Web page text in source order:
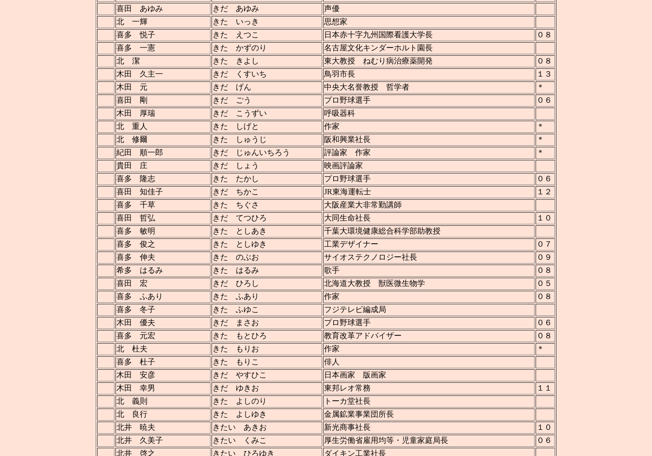
喜田 あゆみ
きだ あゆみ
声優
北 一輝
きた いっき
思想家
喜多 悦子
きた えつこ 日本赤十字九州国際看護大学長
０８
喜多 一憲
きた かずのり
名古屋文化キンダーホルト園長
北 潔
きた きよし 東大教授 ねむり病治療薬開発
０８
木田 久主一
きだ くすいち 鳥羽市長
１３
木田 元
きだ げん 中央大名誉教授 哲学者
＊
喜田 剛
きだ ごう プロ野球選手
０６
木田 厚瑞
きだ こうずい
呼吸器科
北 重人
きた しげと 作家
＊
北 修爾
きた しゅうじ 阪和興業社長
＊
紀田 順一郎
きだ じゅんいちろう 評論家 作家
＊
貴田 庄
きだ しょう
映画評論家
喜多 隆志
きた たかし プロ野球選手
０６
喜田 知佳子
きだ ちかこ JR東海運転士
１２
喜多 千草
きた ちぐさ
大阪産業大非常勤講師
喜田 哲弘
きだ てつひろ 大同生命社長
１０
喜多 敏明
きた としあき
千葉大環境健康総合科学部助教授
喜多 俊之
きた としゆき 工業デザイナー
０７
喜多 伸夫
きた のぶお サイオステクノロジー社長
０９
希多 はるみ
きた はるみ 歌手
０８
喜田 宏
きだ ひろし 北海道大教授 獣医微生物学
０５
喜多 ふあり
きた ふあり 作家
０８
喜多 冬子
きた ふゆこ
フジテレビ編成局
木田 優夫
きだ まさお プロ野球選手
０６
喜多 元宏
きた もとひろ 教育改革アドバイザー
０８
北 杜夫
きた もりお 作家
＊
喜多 杜子
きた もりこ
俳人
木田 安彦
きだ やすひこ
日本画家 版画家
木田 幸男
きだ ゆきお 東邦レオ常務
１１
北 義則
きた よしのり
トーカ堂社長
北 良行
きた よしゆき
金属鉱業事業団所長
北井 暁夫
きたい あきお 新光商事社長
１０
北井 久美子
きたい くみこ 厚生労働省雇用均等・児童家庭局長
０６
北井 啓之
きたい ひろゆき
ダイキン工業社長